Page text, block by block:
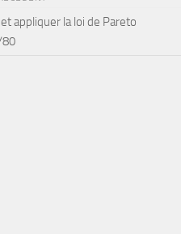
appliquer la loi de Pareto